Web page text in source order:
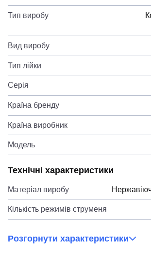
Тип виробу
Вид виробу
Тип лійки
Серія
Країна бренду
Країна виробник
Модель
Технічні характеристики
Матеріал виробу
Кількість режимів струменя
Розгорнути характеристики